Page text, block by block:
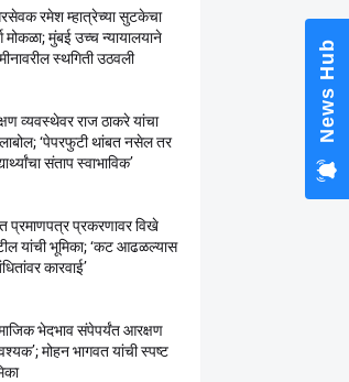
रमेश म्हात्रेच्या सुटकेचा
मोकळा; मुंबई उच्च न्यायालयाने
स्थगिती उठवली
व्यवस्थेवर राज ठाकरे यांचा
‘पेपरफुटी थांबत नसेल तर
संताप स्वाभाविक’
प्रमाणपत्र प्रकरणावर विखे
यांची भूमिका; ‘कट आढळल्यास
कारवाई’
भेदभाव संपेपर्यंत आरक्षण
मोहन भागवत यांची स्पष्ट
News Hub